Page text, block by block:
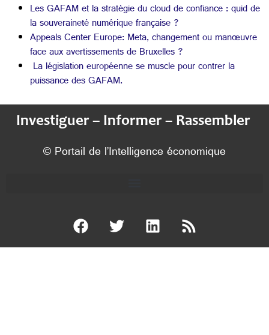
Les GAFAM et la stratégie du cloud de confiance : quid de
la souveraineté numérique française ?
Appeals Center Europe: Meta, changement ou manœuvre
face aux avertissements de Bruxelles ?
La législation européenne se muscle pour contrer la
puissance des GAFAM.
Investiguer – Informer – Rassembler
© Portail de l’Intelligence économique